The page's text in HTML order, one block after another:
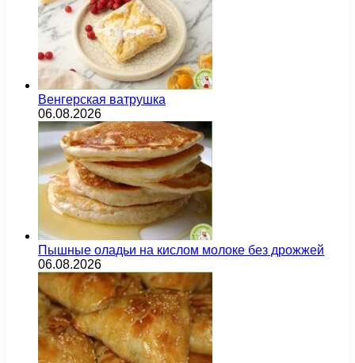
Венгерская ватрушка
06.08.2026
Пышные оладьи на кислом молоке без дрожжей
06.08.2026